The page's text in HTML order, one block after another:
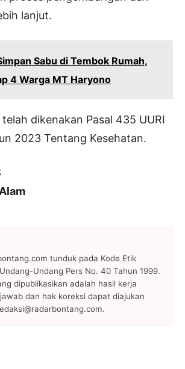
lanjut.
Sabu di Tembok Rumah,
4 Warga MT Haryono
dikenakan Pasal 435 UURI
2023 Tentang Kesehatan.
tunduk pada Kode Etik
Undang Pers No. 40 Tahun 1999.
dipublikasikan adalah hasil kerja
dan hak koreksi dapat diajukan